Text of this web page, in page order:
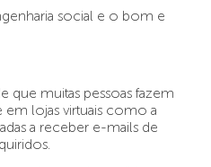
social e o bom e
que muitas pessoas fazem
lojas virtuais como a
a receber e-mails de